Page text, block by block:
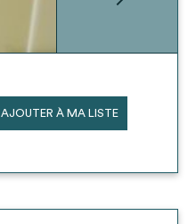
AJOUTER À MA LISTE